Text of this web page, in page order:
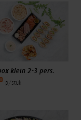
klein 2-3 pers.
p/stuk